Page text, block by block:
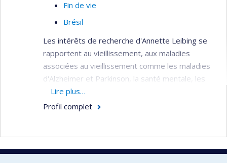
Fin de vie
Brésil
Les intérêts de recherche d'Annette Leibing se
rapportent au vieillissement, aux maladies
associées au vieillissement comme les maladies
d'Alzheimer et Parkinson, la santé mentale, les
médicaments, la gérontologie "critique", l'espace
pour les personnes âgées (chez soi, institution),
Lire plus…
Profil complet